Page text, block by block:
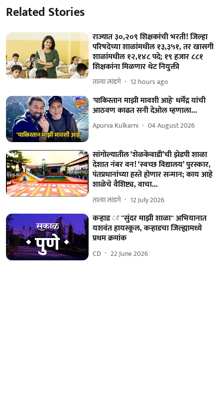
Related Stories
राज्यात ३०,२०९ शिक्षकांची भरती! जिल्हा
परिषदेच्या शाळांमधील १३,३५१, तर खासगी
शाळांमधील १२,१४८ पदे; १९ हजार ८८१
शिक्षकांना मिळणार थेट नियुक्ती
तात्या लांडगे 12 hours ago
'पाकिस्तान माझी मावशी आहे' धर्मेंद्र यांची
आठवण काढत सनी देओल म्हणाला...
Apurva Kulkarni 04 August 2026
सांगोल्यातील ‘शेळकेवाडी’ची झेडपी शाळा
देशात नंबर वन! ‘स्वच्छ विद्यालय’ पुरस्कार,
पंतप्रधानांच्या हस्ते होणार सन्मान; काय आहे
शाळेचे वैशिष्ट्य, वाचा...
तात्या लांडगे 12 July 2026
कऱ्हाड ः ''सुंदर माझी शाळा'' अभियानात
यशवंत हायस्कूल, कऱ्हाडचा जिल्ह्यामध्ये
प्रथम क्रमांक
CD 22 June 2026